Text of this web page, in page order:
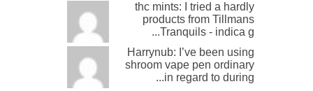
thc mints: I tried a hardly
products from Tillmans
Tranquils - indica g...
Harrynub: I’ve been using
shroom vape pen ordinary
in regard to during...